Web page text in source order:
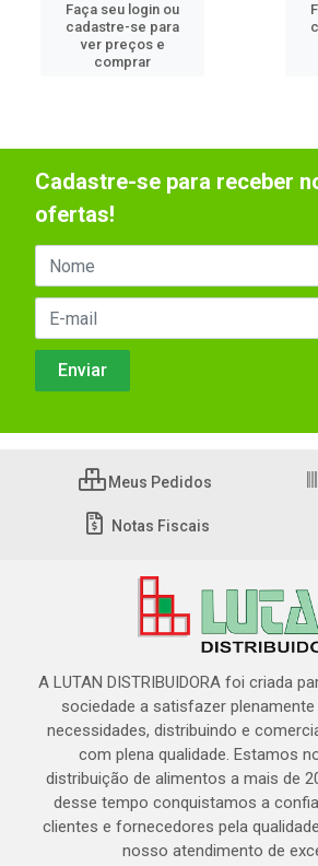
Faça seu login ou
cadastre-se para
ver preços e
comprar
Cadastre-se para receber
ofertas!
Meus Pedidos
Notas Fiscais
A LUTAN DISTRIBUIDORA foi criada
sociedade a satisfazer
necessidades, distribuindo e
com plena qualidade. Estamos
distribuição de alimentos a mais de
desse tempo conquistamos a
clientes e fornecedores pela
nosso atendimento de